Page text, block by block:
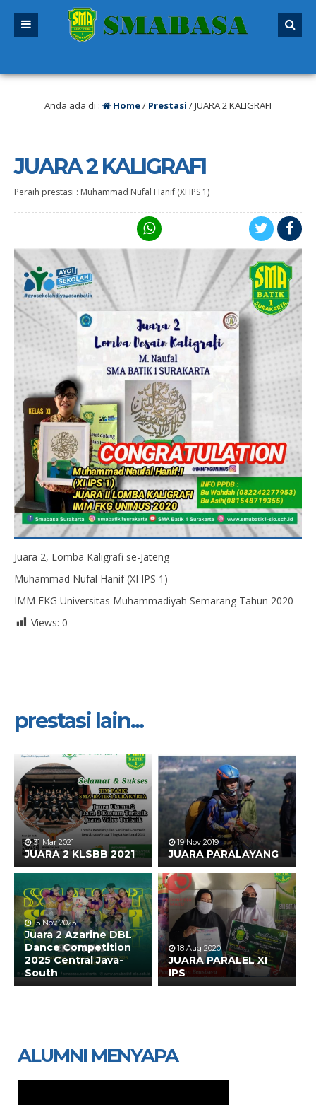
Anda ada di : Home/ Prestasi /JUARA 2 KALIGRAFI
JUARA 2 KALIGRAFI
Peraih prestasi : Muhammad Nufal Hanif (XI IPS 1)
Juara 2, Lomba Kaligrafi se-Jateng
Muhammad Nufal Hanif (XI IPS 1)
IMM FKG Universitas Muhammadiyah Semarang Tahun 2020
Views: 0
prestasi lain...
31 Mar 2021
JUARA 2 KLSBB 2021
19 Nov 2019
JUARA PARALAYANG
15 Nov 2025
Juara 2 Azarine DBL
Dance Competition
2025 Central Java-
South
18 Aug 2020
JUARA PARALEL XI
IPS
ALUMNI MENYAPA